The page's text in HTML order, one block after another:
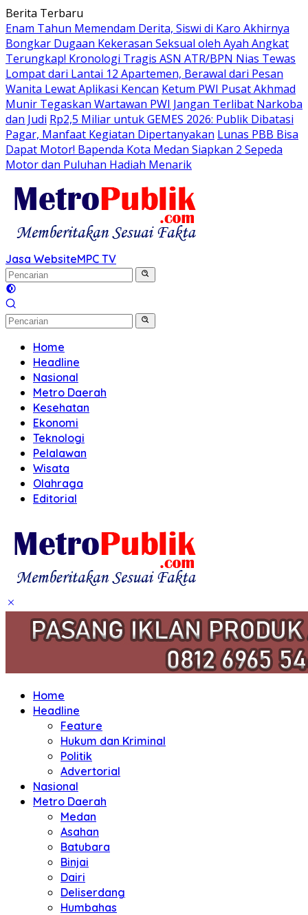
Langsung
ke
konten
Berita Terbaru
Enam Tahun Memendam Derita, Siswi di Karo Akhirnya
Bongkar Dugaan Kekerasan Seksual oleh Ayah Angkat
Terungkap! Kronologi Tragis ASN ATR/BPN Nias Tewas
Lompat dari Lantai 12 Apartemen, Berawal dari Pesan
Wanita Lewat Aplikasi Kencan Ketum PWI Pusat Akhmad
Munir Tegaskan Wartawan PWI Jangan Terlibat Narkoba
dan Judi Rp2,5 Miliar untuk GEMES 2026: Publik Dibatasi
Pagar, Manfaat Kegiatan Dipertanyakan Lunas PBB Bisa
Dapat Motor! Bapenda Kota Medan Siapkan 2 Sepeda
Motor dan Puluhan Hadiah Menarik
Jasa WebsiteMPC TV
Home
Headline
Nasional
Metro Daerah
Kesehatan
Ekonomi
Teknologi
Pelalawan
Wisata
Olahraga
Editorial
Home
Headline
Feature
Hukum dan Kriminal
Politik
Advertorial
Nasional
Metro Daerah
Medan
Asahan
Batubara
Binjai
Dairi
Deliserdang
Humbahas